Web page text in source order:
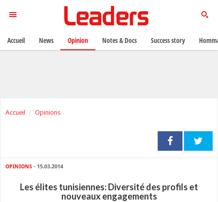
Accueil Opinions
OPINIONS - 15.03.2014
Les élites tunisiennes: Diversité des profils et
nouveaux engagements
Accueil News Opinion Notes & Docs Success story